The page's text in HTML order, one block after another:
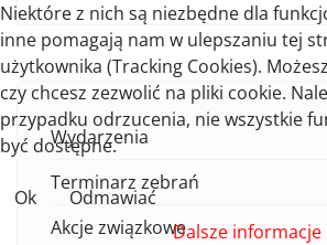
Wydarzenia
Terminarz zebrań
Akcje związkowe
Niektóre z nich są niezbędne dla
inne pomagają nam w ulepszaniu tej
użytkownika (Tracking Cookies).
czy chcesz zezwolić na pliki cookie.
przypadku odrzucenia, nie wszystkie
być dostępne.
Ok
Odmawiać
Dalsze informacje